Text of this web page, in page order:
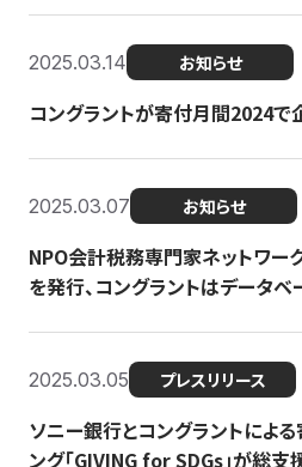
2025.03.14 お知らせ
コングラントが寄付月間2024で
2025.03.07 お知らせ
NPO会計税務専門家ネットワー
を発行、コングラントはデータ
2025.03.05 プレスリリース
ソニー銀行とコングラントによ
ング「GIVING for SDGs」が総支